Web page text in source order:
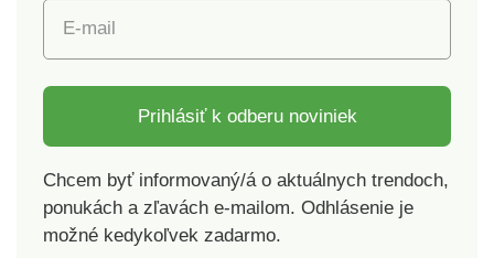
E-mail
Prihlásiť k odberu noviniek
Chcem byť informovaný/á o aktuálnych trendoch,
ponukách a zľavách e-mailom. Odhlásenie je
možné kedykoľvek zadarmo.